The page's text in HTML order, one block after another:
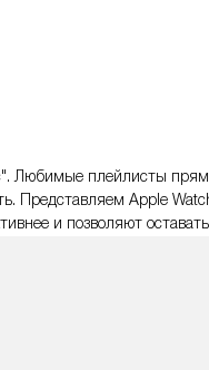
Любимые плейлисты
Представляем Apple
и позволяют